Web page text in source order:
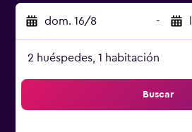
dom. 16/8 -
2 huéspedes, 1 habitación
Buscar